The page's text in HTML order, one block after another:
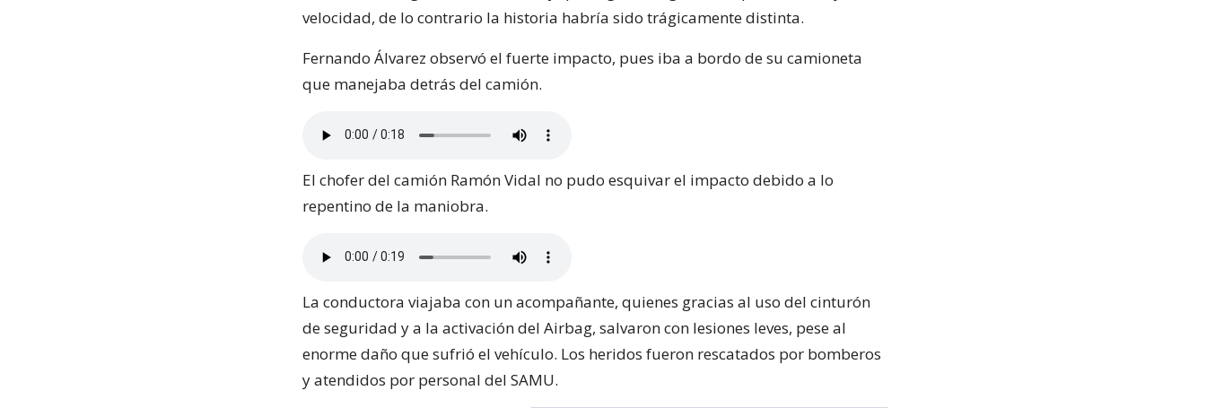
velocidad, de lo contrario la historia habría sido trágicamente distinta.
Fernando Álvarez observó el fuerte impacto, pues iba a bordo de su camioneta
que manejaba detrás del camión.
El chofer del camión Ramón Vidal no pudo esquivar el impacto debido a lo
repentino de la maniobra.
La conductora viajaba con un acompañante, quienes gracias al uso del cinturón
de seguridad y a la activación del Airbag, salvaron con lesiones leves, pese al
enorme daño que sufrió el vehículo. Los heridos fueron rescatados por bomberos
y atendidos por personal del SAMU.